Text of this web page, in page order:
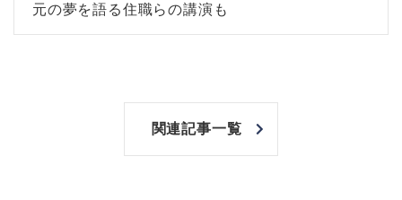
元の夢を語る住職らの講演も
関連記事一覧